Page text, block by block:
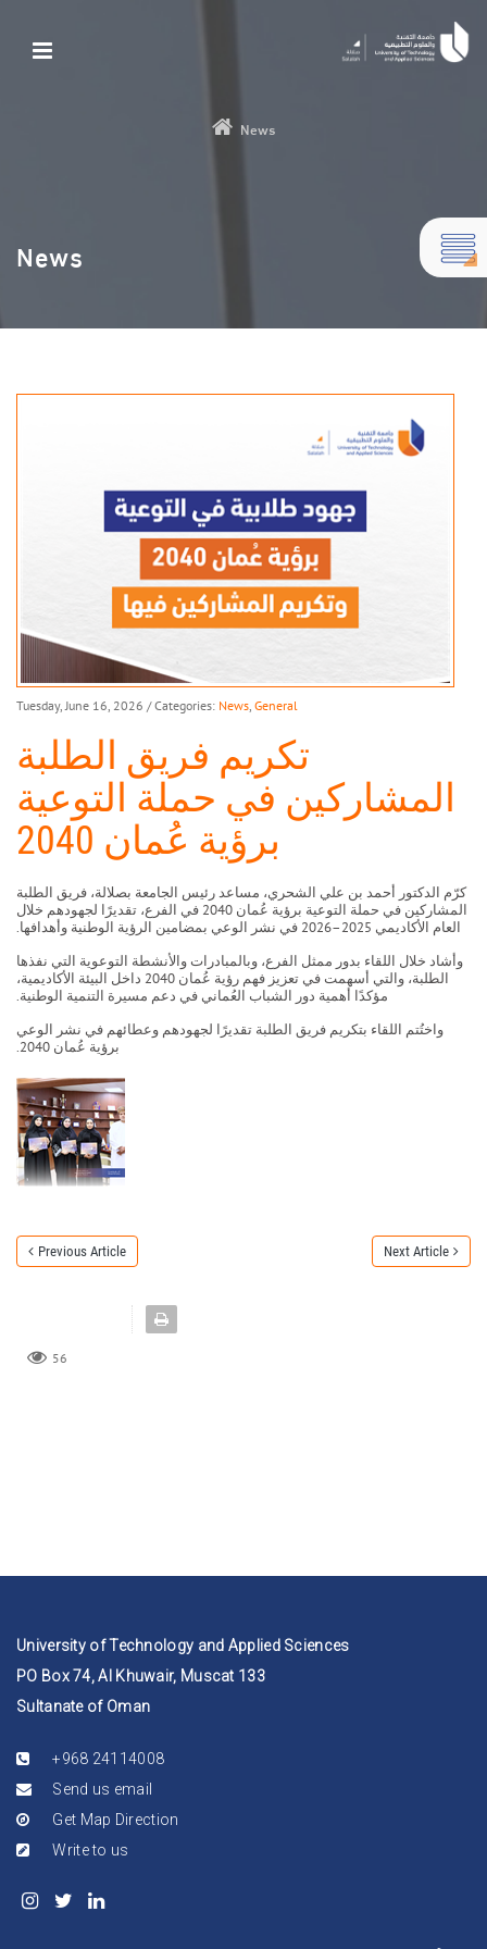
News
News
Tuesday, June 16, 2026 / Categories: News, General
تكريم فريق الطلبة
المشاركين في حملة التوعية
برؤية عُمان 2040
كرّم الدكتور أحمد بن علي الشحري، مساعد رئيس الجامعة بصلالة، فريق الطلبة
المشاركين في حملة التوعية برؤية عُمان 2040 في الفرع، تقديرًا لجهودهم خلال
العام الأكاديمي 2025–2026 في نشر الوعي بمضامين الرؤية الوطنية وأهدافها.
وأشاد خلال اللقاء بدور ممثل الفرع، وبالمبادرات والأنشطة التوعوية التي نفذها
الطلبة، والتي أسهمت في تعزيز فهم رؤية عُمان 2040 داخل البيئة الأكاديمية،
مؤكدًا أهمية دور الشباب العُماني في دعم مسيرة التنمية الوطنية.
واختُتم اللقاء بتكريم فريق الطلبة تقديرًا لجهودهم وعطائهم في نشر الوعي
برؤية عُمان 2040.
Previous Article Next Article
56
University of Technology and Applied Sciences
PO Box 74, Al Khuwair, Muscat 133
Sultanate of Oman
+968 24114008
Send us email
Get Map Direction
Write to us